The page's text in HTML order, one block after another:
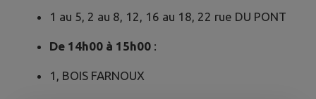
1 au 5, 2 au 8, 12, 16 au 18, 22 rue DU PONT
De 14h00 à 15h00 :
1, BOIS FARNOUX